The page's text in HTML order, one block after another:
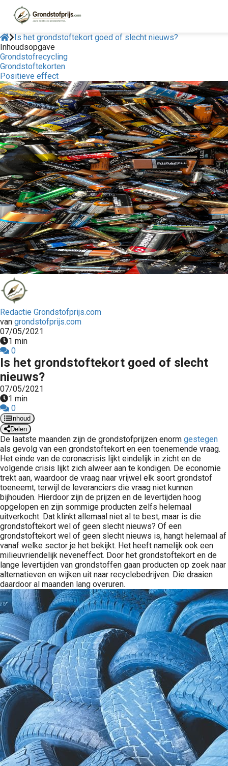
Is het grondstoftekort goed of slecht nieuws?
Inhoudsopgave
Grondstofrecycling
Grondstoftekorten
Positieve effect
Redactie Grondstofprijs.com
van grondstofprijs.com
07/05/2021
1 min
0
Is het grondstoftekort goed of slecht
nieuws?
07/05/2021
1 min
0
Inhoud
Delen
De laatste maanden zijn de grondstofprijzen enorm gestegen
als gevolg van een grondstoftekort en een toenemende vraag.
Het einde van de coronacrisis lijkt eindelijk in zicht en de
volgende crisis lijkt zich alweer aan te kondigen. De economie
trekt aan, waardoor de vraag naar vrijwel elk soort grondstof
toeneemt, terwijl de leveranciers die vraag niet kunnen
bijhouden. Hierdoor zijn de prijzen en de levertijden hoog
opgelopen en zijn sommige producten zelfs helemaal
uitverkocht. Dat klinkt allemaal niet al te best, maar is die
grondstoftekort wel of geen slecht nieuws? Of een
grondstoftekort wel of geen slecht nieuws is, hangt helemaal af
vanaf welke sector je het bekijkt. Het heeft namelijk ook een
milieuvriendelijk neveneffect. Door het grondstoftekort en de
lange levertijden van grondstoffen gaan producten op zoek naar
alternatieven en wijken uit naar recyclebedrijven. Die draaien
daardoor al maanden lang overuren.